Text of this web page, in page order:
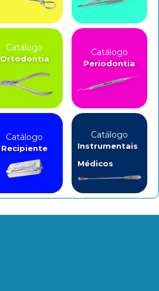
Catálogo
Ortodontia
Catálogo
Periodontia
Catálogo
Recipiente
Catálogo
Instrumentais
Médicos